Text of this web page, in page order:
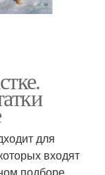
для
входят